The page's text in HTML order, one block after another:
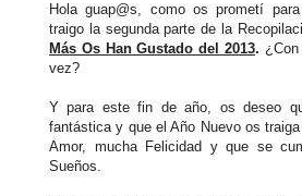
Hola guap@s, como os prometí
traigo la segunda parte de la
Más Os Han Gustado del 2013.
vez?
Y para este fin de año, os deseo
fantástica y que el Año Nuevo os
Amor, mucha Felicidad y que se
Sueños.